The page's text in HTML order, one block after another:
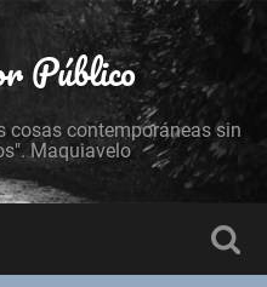
Público
cosas contemporáneas sin
Maquiavelo